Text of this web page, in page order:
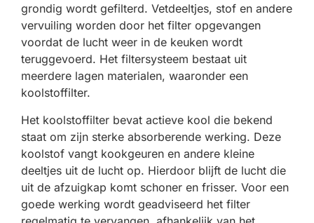
grondig wordt gefilterd. Vetdeeltjes, stof en andere
vervuiling worden door het filter opgevangen
voordat de lucht weer in de keuken wordt
teruggevoerd. Het filtersysteem bestaat uit
meerdere lagen materialen, waaronder een
koolstoffilter.
Het koolstoffilter bevat actieve kool die bekend
staat om zijn sterke absorberende werking. Deze
koolstof vangt kookgeuren en andere kleine
deeltjes uit de lucht op. Hierdoor blijft de lucht die
uit de afzuigkap komt schoner en frisser. Voor een
goede werking wordt geadviseerd het filter